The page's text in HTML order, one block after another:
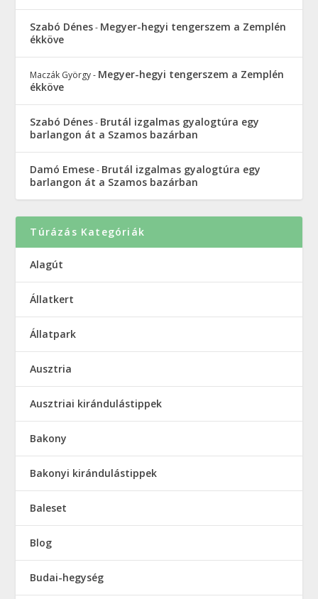
Szabó Dénes- Megyer-hegyi tengerszem a Zemplén
ékköve
Maczák György- Megyer-hegyi tengerszem a Zemplén
ékköve
Szabó Dénes- Brutál izgalmas gyalogtúra egy
barlangon át a Szamos bazárban
Damó Emese- Brutál izgalmas gyalogtúra egy
barlangon át a Szamos bazárban
Túrázás Kategóriák
Alagút
Állatkert
Állatpark
Ausztria
Ausztriai kirándulástippek
Bakony
Bakonyi kirándulástippek
Baleset
Blog
Budai-hegység